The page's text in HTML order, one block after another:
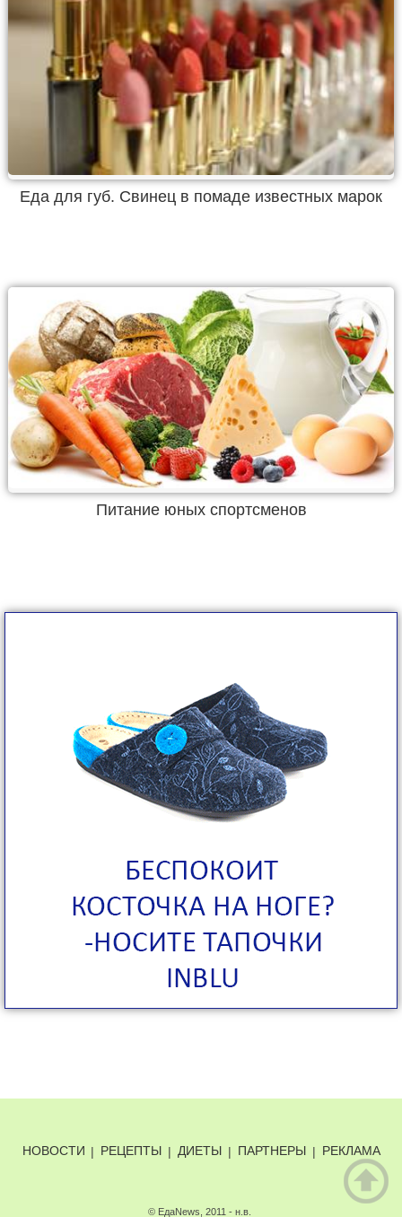
Еда для губ. Свинец в помаде известных марок
Питание юных спортсменов
НОВОСТИ | РЕЦЕПТЫ | ДИЕТЫ | ПАРТНЕРЫ | РЕКЛАМА
© ЕдаNews, 2011 - н.в.